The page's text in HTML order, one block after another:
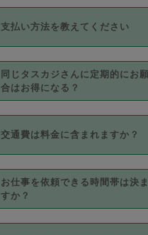
の上事前申請することが必要で
お、3時間を下回っても、値
いません。
11種類の価格帯の中からタス
身が価格を選んで設定していま
タスカジさんの価格設定には
があり、レビュー件数、レビ
値、などで除々に設定可能な最
がっていく仕組みになってい
支払い方法を教えてください
お支払方法はクレジットカー
Master／JCB／AMERICAN
Diners Club）のみとなりま
を行う際にご入力ください。プ
ル登録時にはご入力いただか
丈夫です。
デビットカード・プリペイドカ
リカ、au WALLETなど）は支
同じタスカジさんに定期的にお
合はお得になる？
依頼には「スポット」と「定
隔週）」があり、「定期」の依
ポット」よりお得な料金でご
す。
定期の最低利用回数は設けてい
りに、一定数を超えたキャン
交通費は料金に含まれますか？
交通費は依頼料金とは別途発
料金のご請求と合わせてお支払
ます。交通費の金額は「依頼
お仕事を依頼できる時間帯は決
すか？
時間帯は3種類あります。い